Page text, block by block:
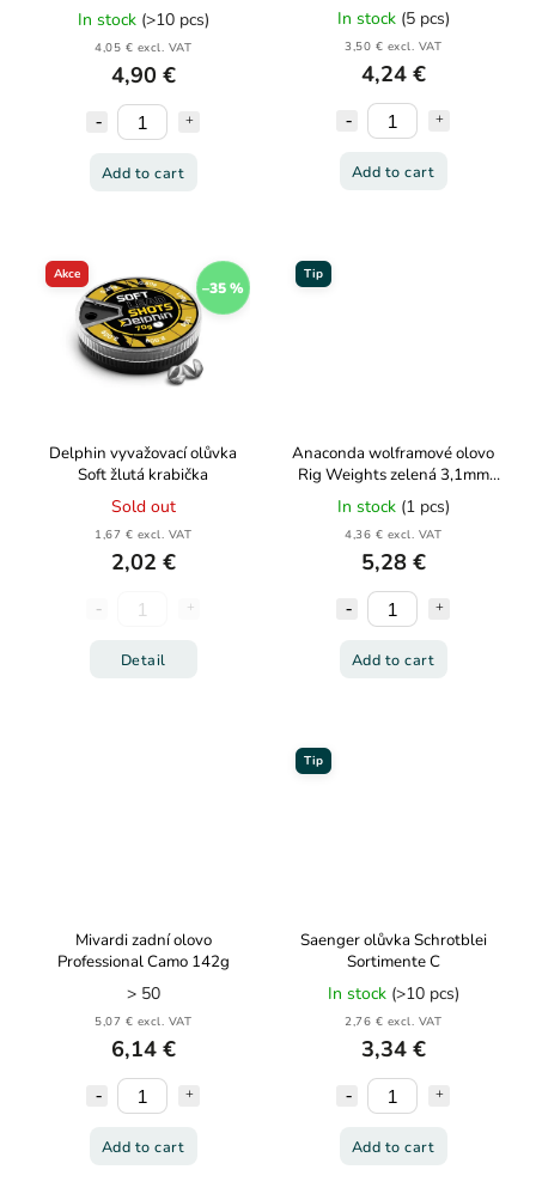
In stock (>10 pcs)
4,05 € excl. VAT
4,90 €
Add to cart
In stock (5 pcs)
3,50 € excl. VAT
4,24 €
Add to cart
Akce
–35 %
Delphin vyvažovací olůvka
Soft žlutá krabička
Sold out
1,67 € excl. VAT
2,02 €
Detail
Tip
Anaconda wolframové olovo
Rig Weights zelená 3,1mm
15ks
In stock (1 pcs)
4,36 € excl. VAT
5,28 €
Add to cart
Mivardi zadní olovo
Professional Camo 142g
> 50
5,07 € excl. VAT
6,14 €
Add to cart
Tip
Saenger olůvka Schrotblei
Sortimente C
In stock (>10 pcs)
2,76 € excl. VAT
3,34 €
Add to cart